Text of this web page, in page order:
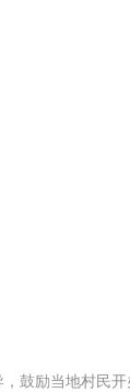
鼓励当地村民开